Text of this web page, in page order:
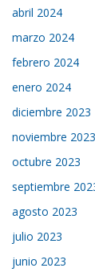
abril 2024
marzo 2024
febrero 2024
enero 2024
diciembre 2023
noviembre 2023
octubre 2023
septiembre
agosto 2023
julio 2023
junio 2023